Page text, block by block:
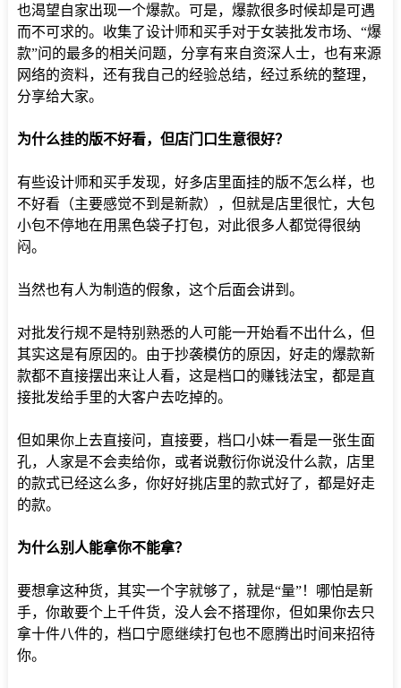
也渴望自家出现一个爆款。 可是，爆款很多时候却是可遇
而不可求的。 收集了设计师和买手对于女装批发市场、 “爆
款”问的最多的相关问题，分享有来自资深人士，也有来源
网络的资料，还有我自己的经验总结，经过系统的整理，
分享给大家。
为什么挂的版不好看，但店门口生意很好？
有些设计师和买手发现，好多店里面挂的版不怎么样，也
不好看（主要感觉不到是新款），但就是店里很忙，大包
小包不停地在用黑色袋子打包，对此很多人都觉得很纳
闷。
当然也有人为制造的假象，这个后面会讲到。
对批发行规不是特别熟悉的人可能一开始看不出什么，但
其实这是有原因的。由于抄袭模仿的原因，好走的爆款新
款都不直接摆出来让人看，这是档口的赚钱法宝，都是直
接批发给手里的大客户去吃掉的。
但如果你上去直接问，直接要，档口小妹一看是一张生面
孔，人家是不会卖给你，或者说敷衍你说没什么款，店里
的款式已经这么多，你好好挑店里的款式好了，都是好走
的款。
为什么别人能拿你不能拿？
要想拿这种货，其实一个字就够了，就是“量”！哪怕是新
手，你敢要个上千件货，没人会不搭理你，但如果你去只
拿十件八件的，档口宁愿继续打包也不愿腾出时间来招待
你。